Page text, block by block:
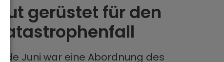
Gut gerüstet für den
Katastrophenfall
Ende Juni war eine Abordnung des